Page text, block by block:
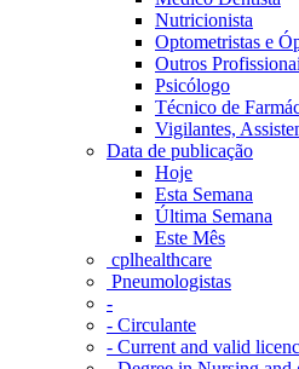
Nutricionista
Optometristas e
Outros
Psicólogo
Técnico de
Vigilantes,
Data de publicação
Hoje
Esta Semana
Última Semana
Este Mês
‎ cplhealthcare‬
Pneumologistas
-
- Circulante
- Current and valid